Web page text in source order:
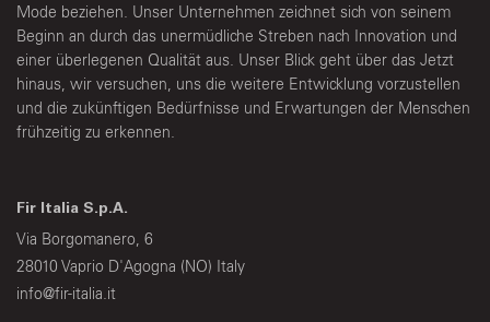
Mode beziehen. Unser Unternehmen zeichnet sich von seinem
Beginn an durch das unermüdliche Streben nach Innovation und
einer überlegenen Qualität aus. Unser Blick geht über das Jetzt
hinaus, wir versuchen, uns die weitere Entwicklung vorzustellen
und die zukünftigen Bedürfnisse und Erwartungen der Menschen
frühzeitig zu erkennen.
Fir Italia S.p.A.
Via Borgomanero, 6
28010 Vaprio D'Agogna (NO) Italy
info@fir-italia.it